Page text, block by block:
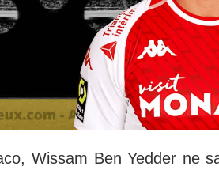
Wissam Ben Yedder ne